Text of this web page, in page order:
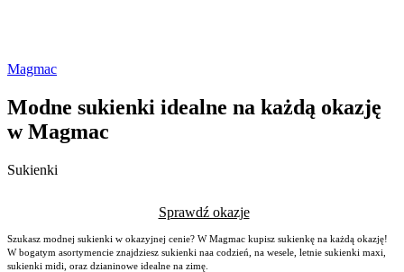
Magmac
Modne sukienki idealne na każdą okazję
w Magmac
Sukienki
Sprawdź okazje
Szukasz modnej sukienki w okazyjnej cenie? W Magmac kupisz sukienkę na każdą okazję!
W bogatym asortymencie znajdziesz sukienki naa codzień, na wesele, letnie sukienki maxi,
sukienki midi, oraz dzianinowe idealne na zimę.